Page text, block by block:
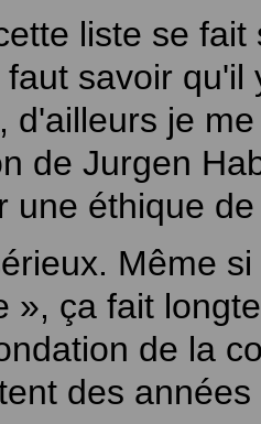
liste se
savoir
d'ailleurs je
de Jurgen
une éthique
Même
», ça fait
de la
des années